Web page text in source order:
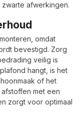
afwerkingen.
omdat
bevestigd. Zorg
veilig is
hangt, is het
of het
met een
zorgt voor optimaal